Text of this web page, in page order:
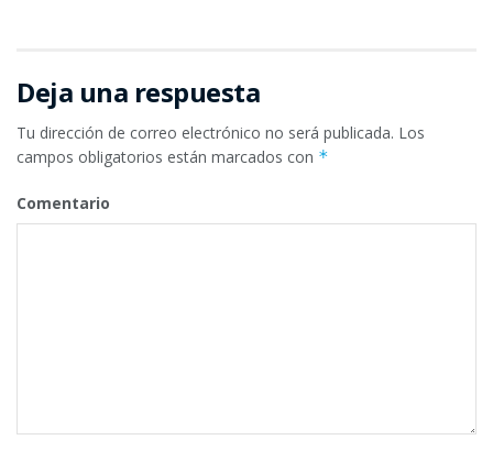
Deja una respuesta
Tu dirección de correo electrónico no será publicada. Los
campos obligatorios están marcados con *
Comentario